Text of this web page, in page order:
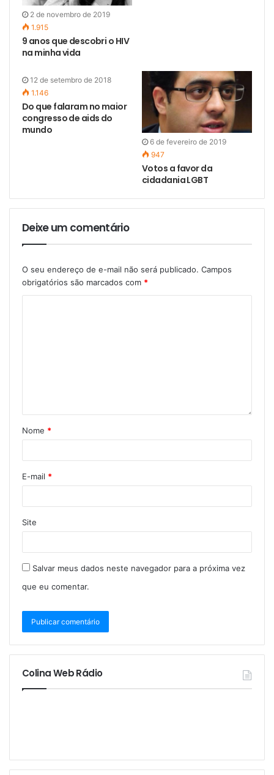
2 de novembro de 2019
1.915
9 anos que descobri o HIV
na minha vida
12 de setembro de 2018
1.146
Do que falaram no maior
congresso de aids do
mundo
6 de fevereiro de 2019
947
Votos a favor da
cidadania LGBT
Deixe um comentário
O seu endereço de e-mail não será publicado. Campos
obrigatórios são marcados com *
Nome *
E-mail *
Site
Salvar meus dados neste navegador para a próxima vez
que eu comentar.
Colina Web Rádio